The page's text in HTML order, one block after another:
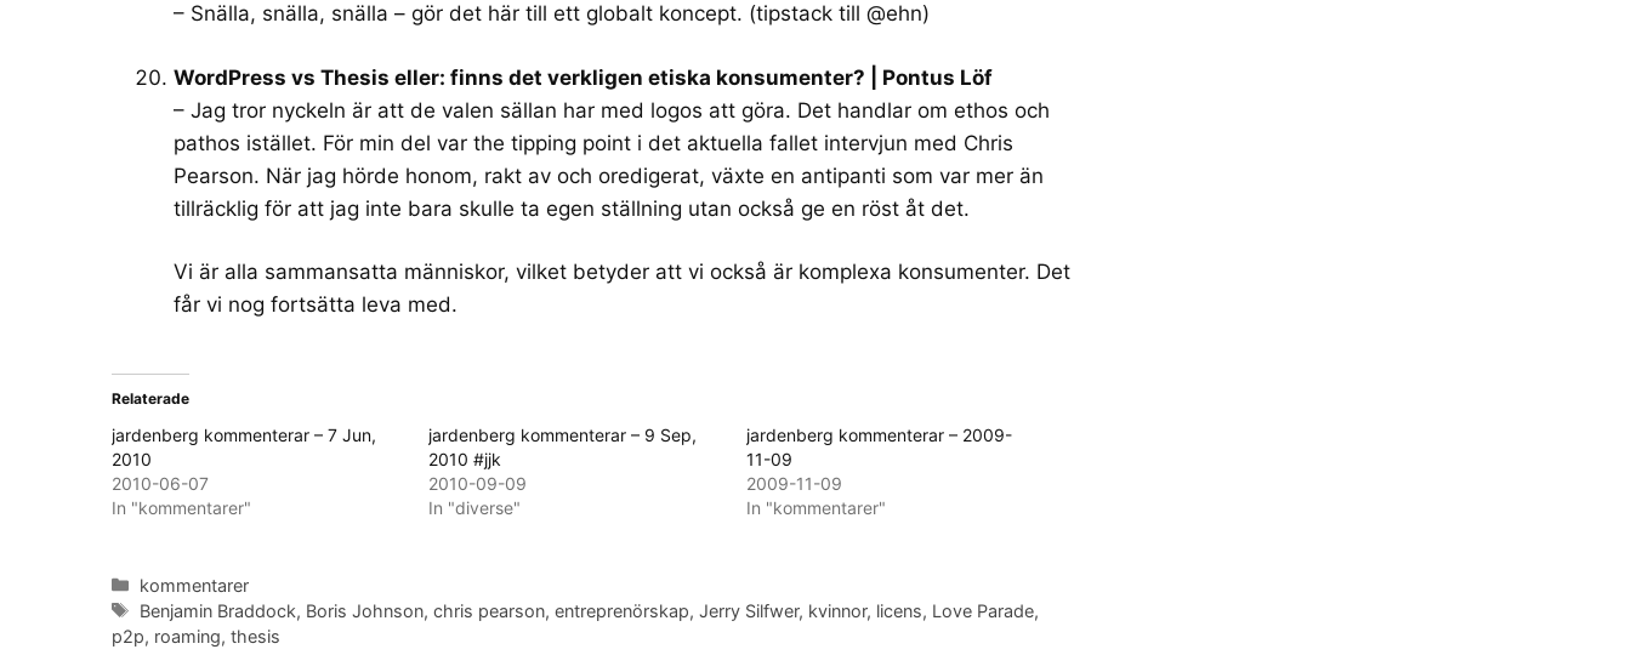
– Snälla, snälla, snälla – gör det här till ett globalt koncept. (tipstack till @ehn)
WordPress vs Thesis eller: finns det verkligen etiska konsumenter? | Pontus Löf
– Jag tror nyckeln är att de valen sällan har med logos att göra. Det handlar om ethos och
pathos istället. För min del var the tipping point i det aktuella fallet intervjun med Chris
Pearson. När jag hörde honom, rakt av och oredigerat, växte en antipanti som var mer än
tillräcklig för att jag inte bara skulle ta egen ställning utan också ge en röst åt det.
Vi är alla sammansatta människor, vilket betyder att vi också är komplexa konsumenter. Det
får vi nog fortsätta leva med.
Relaterade
jardenberg kommenterar – 7 Jun,
2010
2010-06-07
In "kommentarer"
jardenberg kommenterar – 9 Sep,
2010 #jjk
2010-09-09
In "diverse"
jardenberg kommenterar – 2009-
11-09
2009-11-09
In "kommentarer"
Categories
kommentarer
Tags
Benjamin Braddock, Boris Johnson,chris pearson,entreprenörskap,Jerry Silfwer, kvinnor, licens, Love Parade,
p2p, roaming, thesis